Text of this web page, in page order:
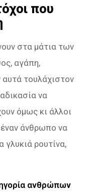
που
στα μάτια των
αγάπη,
αυτά τουλάχιστον
να
όμως κι άλλοι
άνθρωπο να
γλυκιά ρουτίνα,
ανθρώπων